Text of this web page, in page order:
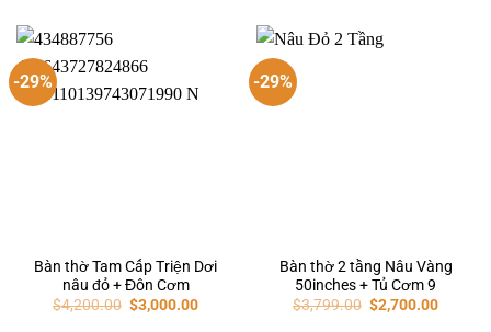
-29%
Bàn thờ Tam Cấp Triện Dơi
nâu đỏ + Đôn Cơm
$4,200.00 $3,000.00
-29%
Bàn thờ 2 tầng Nâu Vàng
50inches + Tủ Cơm 9
$3,799.00 $2,700.00